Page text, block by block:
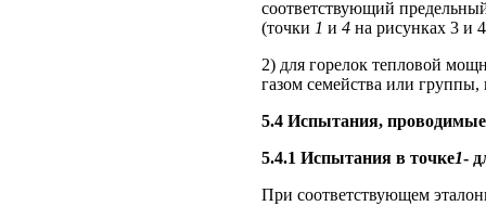
соответствующий
(точки 1 и 4 на рисунках 3 и
2) для горелок тепловой
газом семейства или группы,
5.4 Испытания,
5.4.1 Испытания в точке1-
При соответствующем